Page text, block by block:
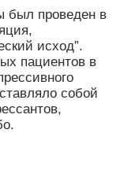
был проведен в
исход”.
пациентов в
собой